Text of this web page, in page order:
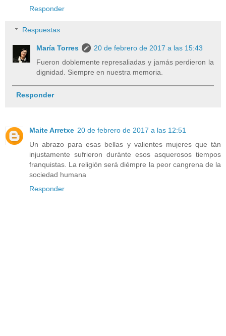
Responder
Respuestas
María Torres
20 de febrero de 2017 a las 15:43
Fueron doblemente represaliadas y jamás perdieron la
dignidad. Siempre en nuestra memoria.
Responder
Maite Arretxe 20 de febrero de 2017 a las 12:51
Un abrazo para esas bellas y valientes mujeres que tán
injustamente sufrieron duránte esos asquerosos tiempos
franquistas. La religión será diémpre la peor cangrena de la
sociedad humana
Responder